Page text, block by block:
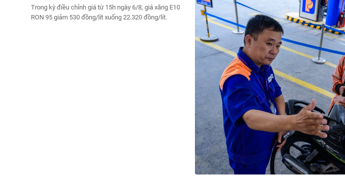
Trong kỳ điều chỉnh giá từ 15h ngày 6/8, giá xăng E10
RON 95 giảm 530 đồng/lít xuống 22.320 đồng/lít.